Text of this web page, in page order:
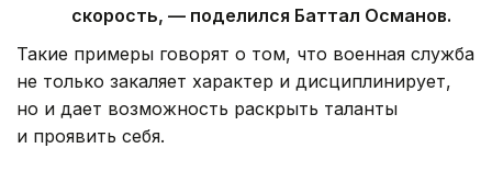
скорость, — поделился Баттал Османов.
Такие примеры говорят о том, что военная служба
не только закаляет характер и дисциплинирует,
но и дает возможность раскрыть таланты
и проявить себя.